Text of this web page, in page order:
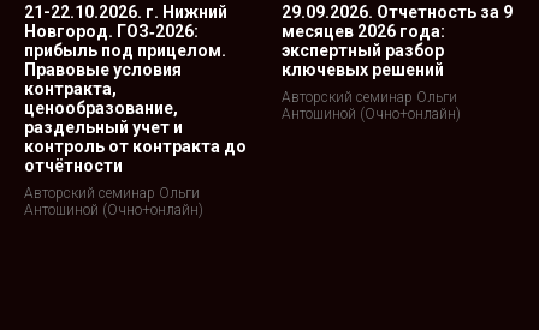
21-22.10.2026. г. Нижний
Новгород. ГОЗ‑2026:
прибыль под прицелом.
Правовые условия
контракта,
ценообразование,
раздельный учет и
контроль от контракта до
отчётности
Авторский семинар Ольги
Антошиной (Очно+онлайн)
29.09.2026. Отчетность за 9
месяцев 2026 года:
экспертный разбор
ключевых решений
Авторский семинар Ольги
Антошиной (Очно+онлайн)